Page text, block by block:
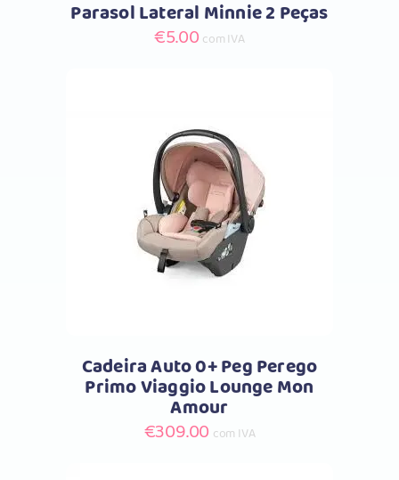
Parasol Lateral Minnie 2 Peças
€5.00 com IVA
Comprar
Cadeira Auto 0+ Peg Perego
Primo Viaggio Lounge Mon
Amour
€309.00 com IVA